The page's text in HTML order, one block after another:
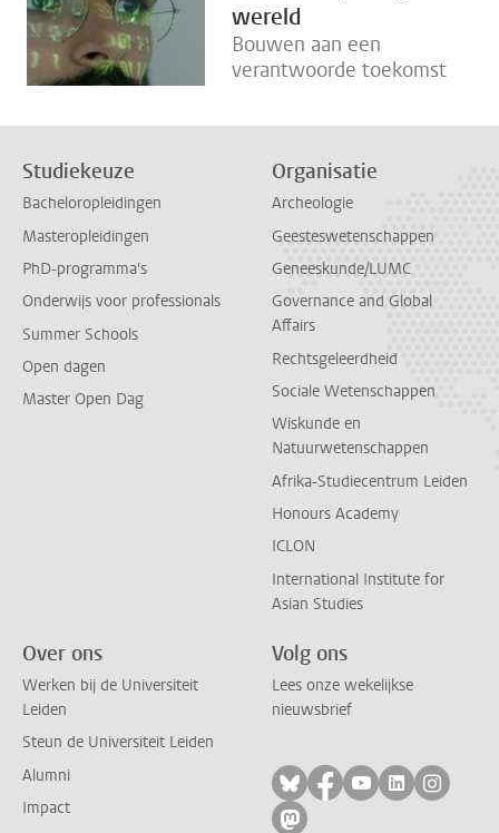
wereld
Bouwen aan een
verantwoorde toekomst
Studiekeuze
Bacheloropleidingen
Masteropleidingen
PhD-programma's
Onderwijs voor professionals
Summer Schools
Open dagen
Master Open Dag
Organisatie
Archeologie
Geesteswetenschappen
Geneeskunde/LUMC
Governance and Global
Affairs
Rechtsgeleerdheid
Sociale Wetenschappen
Wiskunde en
Natuurwetenschappen
Afrika-Studiecentrum Leiden
Honours Academy
ICLON
International Institute for
Asian Studies
Over ons
Werken bij de Universiteit
Leiden
Steun de Universiteit Leiden
Alumni
Impact
Volg ons
Lees onze wekelijkse
nieuwsbrief
Volg ons op bluesky
Volg ons op
Volg ons op
Volg ons
Volg
Volg ons op mastodon